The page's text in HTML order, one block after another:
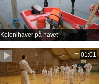
Kolonihaver på havet
01:01